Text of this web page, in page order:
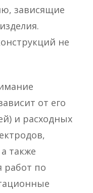
зависящие
не
от его
и расходных
также
работ по